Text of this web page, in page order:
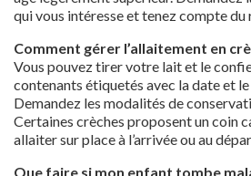
qui vous intéresse et tenez compte
Comment gérer l’allaitement en
Vous pouvez tirer votre lait et le
contenants étiquetés avec la date et
Demandez les modalités de
Certaines crèches proposent un coin
allaiter sur place à l’arrivée ou au
Que faire si mon enfant tombe